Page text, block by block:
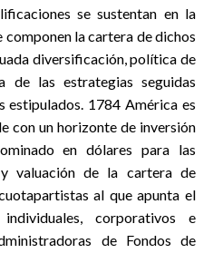
se sustentan en la
la cartera de dichos
diversificación, política de
de las estrategias seguidas
1784 América es
con un horizonte de inversión
en dólares para las
y valuación de la cartera de
al que apunta el
corporativos e
de Fondos de